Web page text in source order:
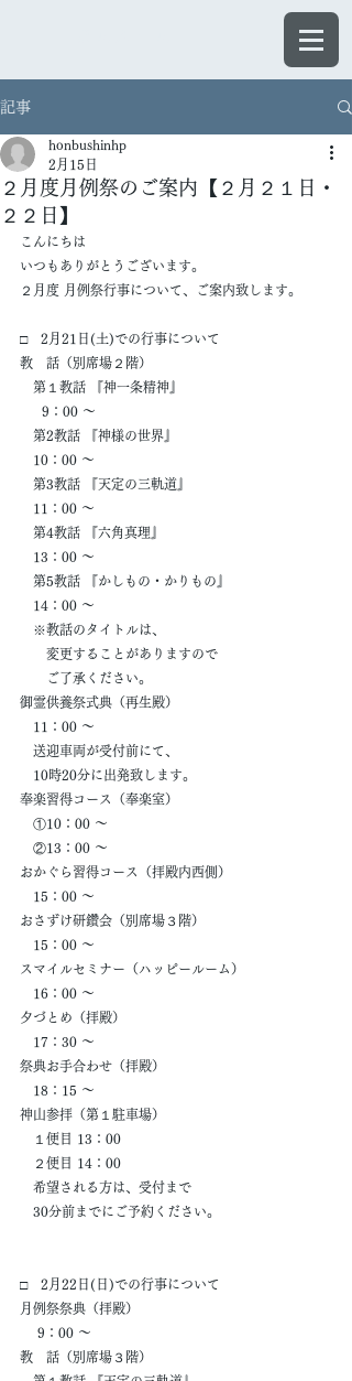
記事
２月度月例祭のご案内【２月２１日・
２２日】
honbushinhp
2月15日
こんにちは
いつもありがとうございます。
２月度 月例祭行事について、ご案内致します。
□　2月21日(土)での行事について
教　話（別席場２階）
第１教話 『神一条精神』
9：00 ～
第2教話 『神様の世界』
10：00 ～
第3教話 『天定の三軌道』
11：00 ～
第4教話 『六角真理』
13：00 ～
第5教話 『かしもの・かりもの』
14：00 ～
※教話のタイトルは、
変更することがありますので
ご了承ください。
御霊供養祭式典（再生殿）
11：00 ～
送迎車両が受付前にて、
10時20分に出発致します。
奉楽習得コース（奉楽室）
①10：00 ～
②13：00 ～
おかぐら習得コース（拝殿内西側）
15：00 ～
おさずけ研鑽会（別席場３階）
15：00 ～
スマイルセミナー（ハッピールーム）
16：00 ～
夕づとめ（拝殿）
17：30 ～
祭典お手合わせ（拝殿）
18：15 ～
神山参拝（第１駐車場）
１便目 13：00
２便目 14：00
希望される方は、受付まで
30分前までにご予約ください。
□　2月22日(日)での行事について
月例祭祭典（拝殿）
9：00 ～
教　話（別席場３階）